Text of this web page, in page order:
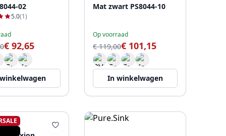
02
5.0(1)
€ 92,65
Mat zwart PS8044-10
Op voorraad
€ 119,00€ 101,15
In winkelwagen